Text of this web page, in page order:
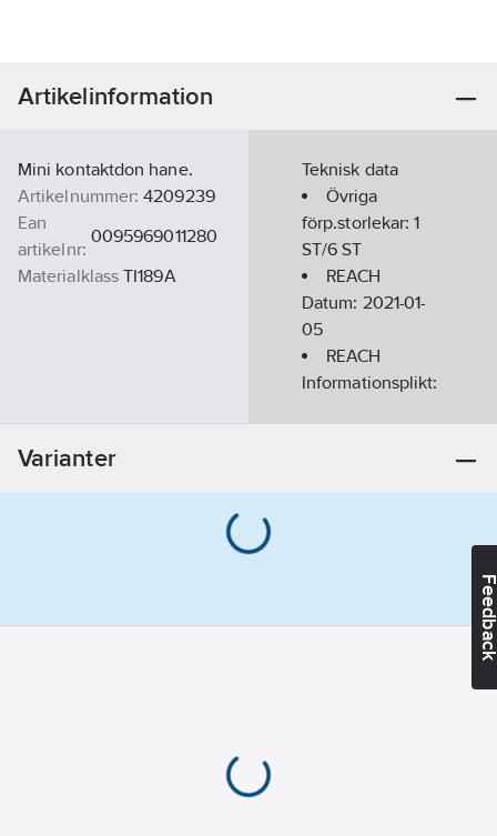
Artikelinformation
Mini kontaktdon hane.
Artikelnummer: 4209239
Ean
artikelnr:
0095969011280
Materialklass TI189A
Teknisk data
Övriga
förp.storlekar:1
ST/6 ST
REACH
Datum: 2021-01-
05
REACH
Informationsplikt:
Varianter